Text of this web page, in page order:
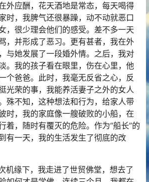
外应酬，花天酒地是常态，每天喝得
时，我脾气还很暴躁，动不动就恶口
，很少理会他们的感受。差不多一天
，并形成了恶习。更有甚者，我在外
与她发展了一段婚外情。之后，我对
。我的孩子看在眼里，伤在心里，他
个爸爸。此时，我毫无反省之心，反
光荣的事，我能养活妻子之外的女人
殊不知，这种想法和行为，给家人带
时，我的家庭像一艘破败的小船，在
着，随时有覆灭的危险。作为“船长”的
有一天，我的生活发生了彻底的改
机缘下，我走进了世贸佛堂，想去了